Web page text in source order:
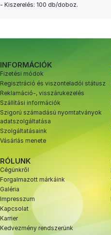
- Kiszerelés: 100 db/doboz.
INFORMÁCIÓK
Fizetési módok
Regisztráció és viszonteladói státusz
Reklamáció-, visszárukezelés
Szállítási információk
Szigorú számadású nyomtatványok
adatszolgáltatása
Szolgáltatásaink
Vásárlás menete
RÓLUNK
Cégünkről
Forgalmazott márkáink
Galéria
Impresszum
Kapcsolat
Karrier
Kedvezmény rendszerünk